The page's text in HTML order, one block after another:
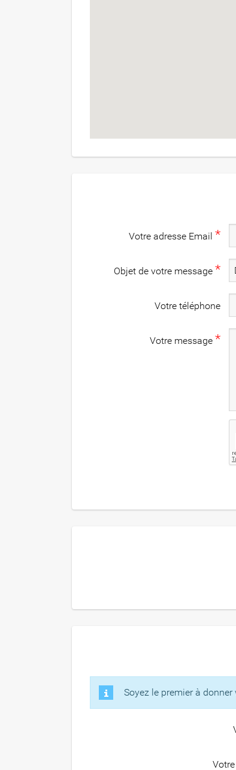
Votre adresse Email *
Objet de votre message *
Votre téléphone
Votre message *
Soyez le premier à donner